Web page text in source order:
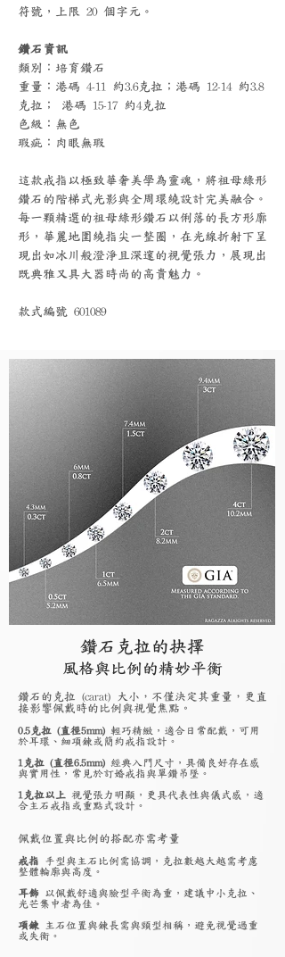
符號，上限 20 個字元。
鑽石資訊
類別：培育鑽石
重量：港碼 4-11 約3.6克拉；港碼 12-14 約3.8
克拉； 港碼 15-17 約4克拉
色級：無色
瑕疵：肉眼無瑕
這款戒指以極致華奢美學為靈魂，將祖母綠形
鑽石的階梯式光影與全周環繞設計完美融合。
每一顆精選的祖母綠形鑽石以俐落的長方形廓
形，華麗地圍繞指尖一整圈，在光線折射下呈
現出如冰川般澄淨且深邃的視覺張力，展現出
既典雅又具大器時尚的高貴魅力。
款式編號 601089
鑽石克拉的抉擇
風格與比例的精妙平衡
鑽石的克拉 (carat) 大小，不僅決定其重量，更直
接影響佩戴時的比例與視覺焦點。
0.5克拉 (直徑5mm) 輕巧精緻，適合日常配戴，可用
於耳環、細項鍊或簡約戒指設計。
1克拉 (直徑6.5mm) 經典入門尺寸，具備良好存在感
與實用性，常見於訂婚戒指與單鑽吊墜。
1克拉以上 視覺張力明顯，更具代表性與儀式感，適
合主石戒指或重點式設計。
佩戴位置與比例的搭配亦需考量
戒指 手型與主石比例需協調，克拉數越大越需考慮
整體輪廓與高度。
耳飾 以佩戴舒適與臉型平衡為重，建議中小克拉、
光芒集中者為佳。
項鍊 主石位置與鍊長需與頸型相稱，避免視覺過重
或失衡。